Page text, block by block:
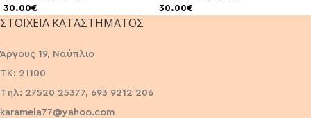
30.00€ 30.00€
ΣΤΟΙΧΕΊΑ ΚΑΤΑΣΤΉΜΑΤΟΣ
Άργους 19, Ναύπλιο
ΤΚ: 21100
Τηλ: 27520 25377, 693 9212 206
karamela77@yahoo.com